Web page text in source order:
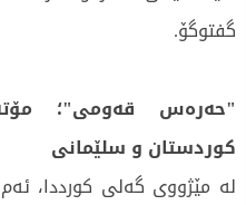
گفتوگۆ.
"حەرەس قەومی"؛
کوردستان و سلێمانی
لە مێژووی گەلی کورددا،